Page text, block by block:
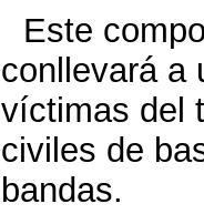
Este
conllevará a
víctimas del
civiles de
bandas.